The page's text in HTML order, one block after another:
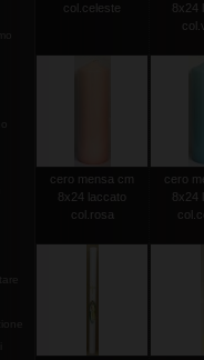
col.celeste
8x24
cero mensa cm
8x24 laccato
col.rosa
cero
8x24